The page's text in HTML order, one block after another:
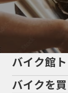
バイク館
バイクを